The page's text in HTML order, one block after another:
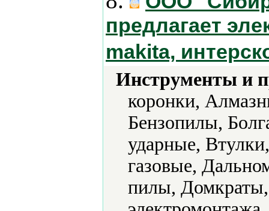
предлагает
makita,
Инструменты и
коронки,
Бензопилы,
ударные,
газовые,
пилы,